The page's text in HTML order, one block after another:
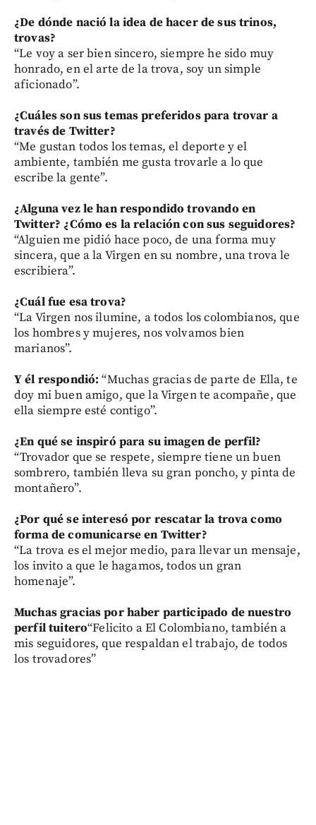
¿De dónde nació la idea de hacer de sus trinos,
trovas?
“Le voy a ser bien sincero, siempre he sido muy
honrado, en el arte de la trova, soy un simple
aficionado”.
¿Cuáles son sus temas preferidos para trovar a
través de Twitter?
“Me gustan todos los temas, el deporte y el
ambiente, también me gusta trovarle a lo que
escribe la gente”.
¿Alguna vez le han respondido trovando en
Twitter? ¿Cómo es la relación con sus seguidores?
“Alguien me pidió hace poco, de una forma muy
sincera, que a la Virgen en su nombre, una trova le
escribiera”.
¿Cuál fue esa trova?
“La Virgen nos ilumine, a todos los colombianos, que
los hombres y mujeres, nos volvamos bien
marianos”.
Y él respondió: “Muchas gracias de parte de Ella, te
doy mi buen amigo, que la Virgen te acompañe, que
ella siempre esté contigo”.
¿En qué se inspiró para su imagen de perfil?
“Trovador que se respete, siempre tiene un buen
sombrero, también lleva su gran poncho, y pinta de
montañero”.
¿Por qué se interesó por rescatar la trova como
forma de comunicarse en Twitter?
“La trova es el mejor medio, para llevar un mensaje,
los invito a que le hagamos, todos un gran
homenaje”.
Muchas gracias por haber participado de nuestro
perfil tuitero“Felicito a El Colombiano, también a
mis seguidores, que respaldan el trabajo, de todos
los trovadores”